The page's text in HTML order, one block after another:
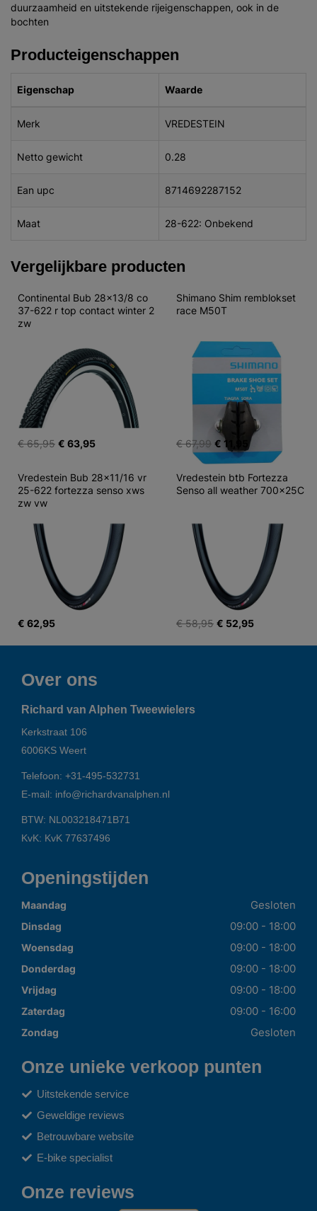
duurzaamheid en uitstekende rijeigenschappen, ook in de
bochten
Producteigenschappen
Eigenschap Waarde
Merk VREDESTEIN
Netto gewicht 0.28
Ean upc 8714692287152
Maat 28-622: Onbekend
Vergelijkbare producten
Continental Bub 28x13/8 co
37-622 r top contact winter 2
zw
€ 65,95 € 63,95
Shimano Shim remblokset
race M50T
€ 67,99 € 11,95
Vredestein Bub 28x11/16 vr
25-622 fortezza senso xws
zw vw
€ 62,95
Vredestein btb Fortezza
Senso all weather 700x25C
€ 58,95 € 52,95
Over ons
Richard van Alphen Tweewielers
Kerkstraat 106
6006KS Weert
Telefoon: +31-495-532731
E-mail: info@richardvanalphen.nl
BTW: NL003218471B71
KvK: KvK 77637496
Openingstijden
Maandag Gesloten
Dinsdag 09:00 - 18:00
Woensdag 09:00 - 18:00
Donderdag 09:00 - 18:00
Vrijdag 09:00 - 18:00
Zaterdag 09:00 - 16:00
Zondag Gesloten
Onze unieke verkoop punten
Uitstekende service
Geweldige reviews
Betrouwbare website
E-bike specialist
Onze reviews